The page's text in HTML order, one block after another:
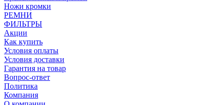
Ножи кромки
РЕМНИ
ФИЛЬТРЫ
Акции
Как купить
Условия оплаты
Условия доставки
Гарантия на товар
Вопрос-ответ
Политика
Компания